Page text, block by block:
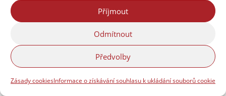
Příjmout
Odmítnout
Předvolby
Zásady cookiesInformace o získávání souhlasu k ukládání souborů cookie